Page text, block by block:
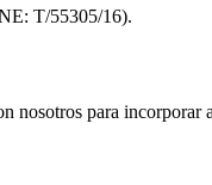
T/55305/16).
nosotros para incorporar